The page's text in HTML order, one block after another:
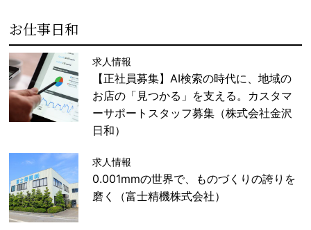
お仕事日和
求人情報
【正社員募集】AI検索の時代に、地域の
お店の「見つかる」を支える。カスタマ
ーサポートスタッフ募集（株式会社金沢
日和）
求人情報
0.001mmの世界で、ものづくりの誇りを
磨く（富士精機株式会社）